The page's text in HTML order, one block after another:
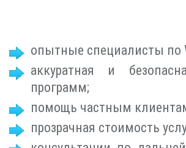
опытные специалисты по
аккуратная и
программ;
помощь частным
прозрачная стоимость